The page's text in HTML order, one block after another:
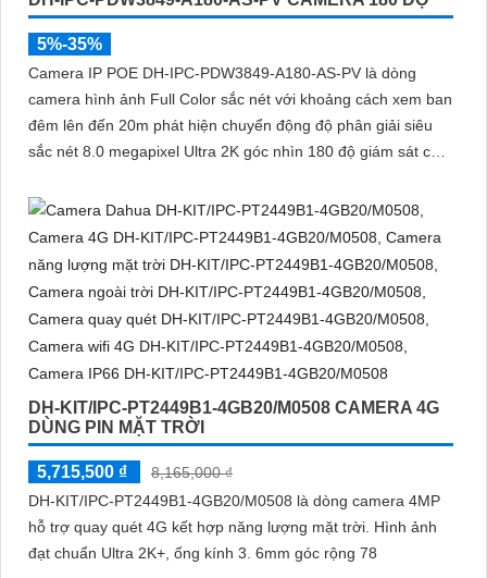
5%-35%
Camera IP POE DH-IPC-PDW3849-A180-AS-PV là dòng
camera hình ảnh Full Color sắc nét với khoảng cách xem ban
đêm lên đến 20m phát hiện chuyển động độ phân giải siêu
sắc nét 8.0 megapixel Ultra 2K góc nhìn 180 độ giám sát chi
DH-KIT/IPC-PT2449B1-4GB20/M0508 CAMERA 4G
DÙNG PIN MẶT TRỜI
5,715,500 ₫
8,165,000 ₫
DH-KIT/IPC-PT2449B1-4GB20/M0508 là dòng camera 4MP
hỗ trợ quay quét 4G kết hợp năng lượng mặt trời. Hình ảnh
đạt chuẩn Ultra 2K+, ống kính 3. 6mm góc rộng 78